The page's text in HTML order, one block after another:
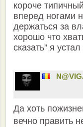
короче
вперед ногами
держаться за
хорошо что
сказать" я
Да хоть
вечно править